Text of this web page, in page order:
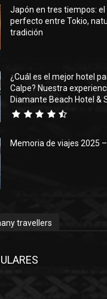
Japón en tres tiempos: el
perfecto entre Tokio,
tradición
¿Cuál es el mejor hotel
Calpe? Nuestra
Diamante Beach Hotel &
Memoria de viajes 2025
travellers